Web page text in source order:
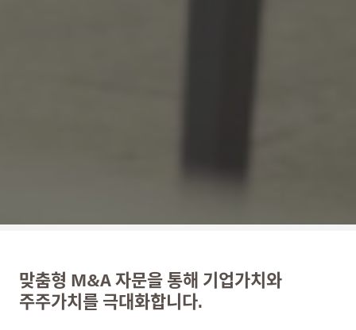
맞춤형 M&A 자문을 통해 기업가치와
주주가치를 극대화합니다.